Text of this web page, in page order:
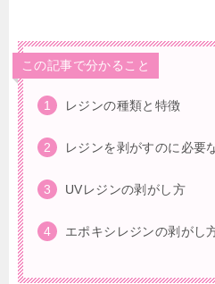
この記事で分かること
レジンの種類と特徴
レジンを剥がすのに必要
UVレジンの剥がし方
エポキシレジンの剥がし